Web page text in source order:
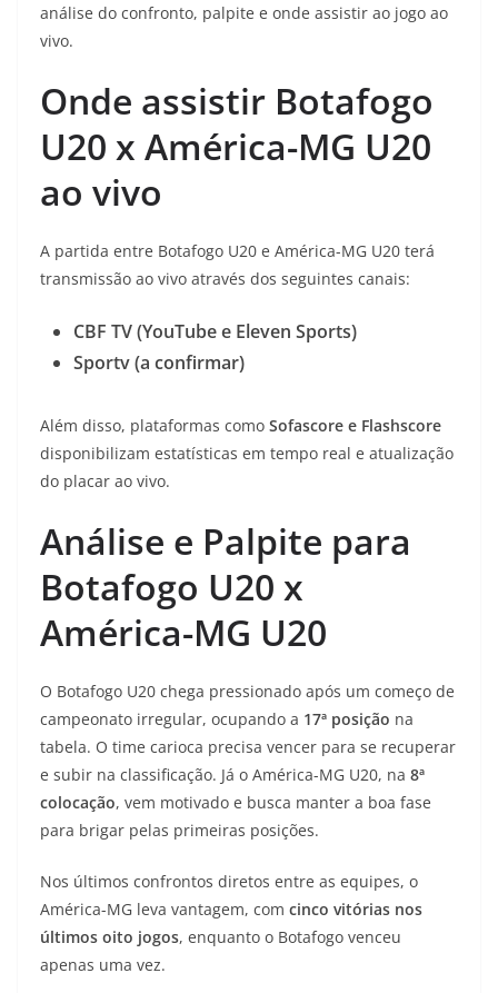
análise do confronto, palpite e onde assistir ao jogo ao
vivo.
Onde assistir Botafogo
U20 x América-MG U20
ao vivo
A partida entre Botafogo U20 e América-MG U20 terá
transmissão ao vivo através dos seguintes canais:
CBF TV (YouTube e Eleven Sports)
Sportv (a confirmar)
Além disso, plataformas como Sofascore e Flashscore
disponibilizam estatísticas em tempo real e atualização
do placar ao vivo.
Análise e Palpite para
Botafogo U20 x
América-MG U20
O Botafogo U20 chega pressionado após um começo de
campeonato irregular, ocupando a 17ª posição na
tabela. O time carioca precisa vencer para se recuperar
e subir na classificação. Já o América-MG U20, na 8ª
colocação, vem motivado e busca manter a boa fase
para brigar pelas primeiras posições.
Nos últimos confrontos diretos entre as equipes, o
América-MG leva vantagem, com cinco vitórias nos
últimos oito jogos, enquanto o Botafogo venceu
apenas uma vez.